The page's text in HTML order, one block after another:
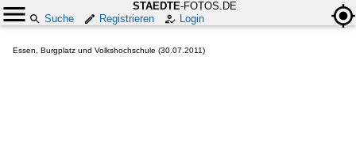
STAEDTE-FOTOS.DE
Suche
Registrieren Login
Essen, Burgplatz und Volkshochschule (30.07.2011)